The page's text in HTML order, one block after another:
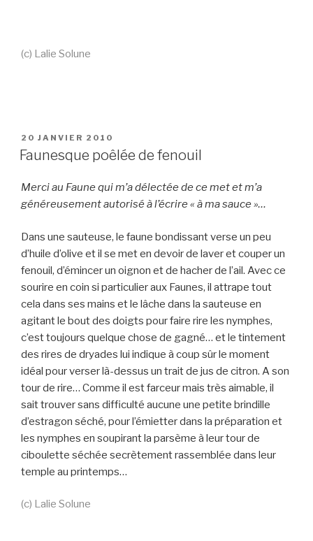
(c) Lalie Solune
PUBLIÉ
LE
20 JANVIER 2010
Faunesque poêlée de fenouil
Merci au Faune qui m’a délectée de ce met et m’a
généreusement autorisé à l’écrire « à ma sauce »…
Dans une sauteuse, le faune bondissant verse un peu
d’huile d’olive et il se met en devoir de laver et couper un
fenouil, d’émincer un oignon et de hacher de l’ail. Avec ce
sourire en coin si particulier aux Faunes, il attrape tout
cela dans ses mains et le lâche dans la sauteuse en
agitant le bout des doigts pour faire rire les nymphes,
c’est toujours quelque chose de gagné… et le tintement
des rires de dryades lui indique à coup sûr le moment
idéal pour verser là-dessus un trait de jus de citron. A son
tour de rire… Comme il est farceur mais très aimable, il
sait trouver sans difficulté aucune une petite brindille
d’estragon séché, pour l’émietter dans la préparation et
les nymphes en soupirant la parsème à leur tour de
ciboulette séchée secrètement rassemblée dans leur
temple au printemps…
(c) Lalie Solune